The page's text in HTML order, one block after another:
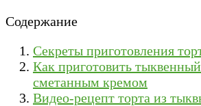
Содержание
Секреты приготовления
Как приготовить
сметанным кремом
Видео-рецепт торта из